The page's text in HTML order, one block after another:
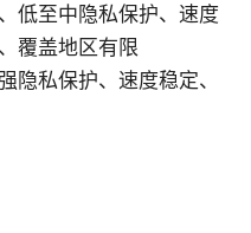
低至中隐私保护、速度
覆盖地区有限
隐私保护、速度稳定、